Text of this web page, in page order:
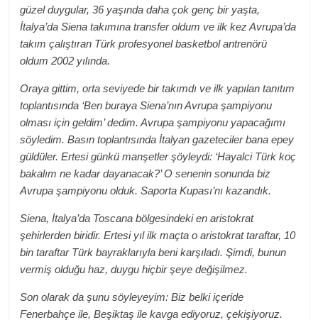
güzel duygular, 36 yaşında daha çok genç bir yaşta,
İtalya’da Siena takımına transfer oldum ve ilk kez Avrupa’da
takım çalıştıran Türk profesyonel basketbol antrenörü
oldum 2002 yılında.
Oraya gittim, orta seviyede bir takımdı ve ilk yapılan tanıtım
toplantısında ‘Ben buraya Siena’nın Avrupa şampiyonu
olması için geldim’ dedim. Avrupa şampiyonu yapacağımı
söyledim. Basın toplantısında İtalyan gazeteciler bana epey
güldüler. Ertesi günkü manşetler şöyleydi: ‘Hayalci Türk koç
bakalım ne kadar dayanacak?’ O senenin sonunda biz
Avrupa şampiyonu olduk. Saporta Kupası’nı kazandık.
Siena, İtalya’da Toscana bölgesindeki en aristokrat
şehirlerden biridir. Ertesi yıl ilk maçta o aristokrat taraftar, 10
bin taraftar Türk bayraklarıyla beni karşıladı. Şimdi, bunun
vermiş olduğu haz, duygu hiçbir şeye değişilmez.
Son olarak da şunu söyleyeyim: Biz belki içeride
Fenerbahçe ile, Beşiktaş ile kavga ediyoruz, çekişiyoruz.